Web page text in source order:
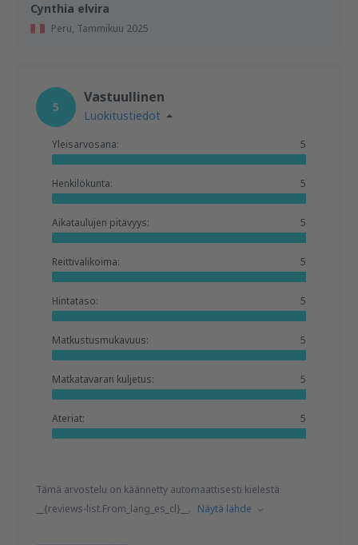
Cynthia elvira
Peru, Tammikuu 2025
5
Vastuullinen
Luokitustiedot
Yleisarvosana: 5
Henkilökunta: 5
Aikataulujen pitävyys: 5
Reittivalikoima: 5
Hintataso: 5
Matkustusmukavuus: 5
Matkatavaran kuljetus: 5
Ateriat: 5
Tämä arvostelu on käännetty automaattisesti kielestä
__{reviews-list.From_lang_es_cl}__. Näytä lähde